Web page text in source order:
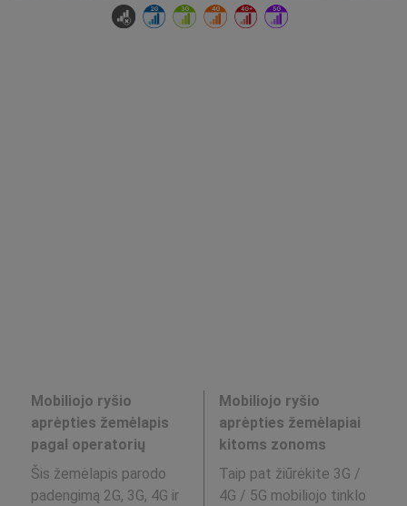
Mobiliojo ryšio
aprėpties žemėlapis
pagal operatorių
Šis žemėlapis parodo
padengimą 2G, 3G, 4G ir
Mobiliojo ryšio
aprėpties žemėlapiai
kitoms zonoms
Taip pat žiūrėkite 3G /
4G / 5G mobiliojo tinklo